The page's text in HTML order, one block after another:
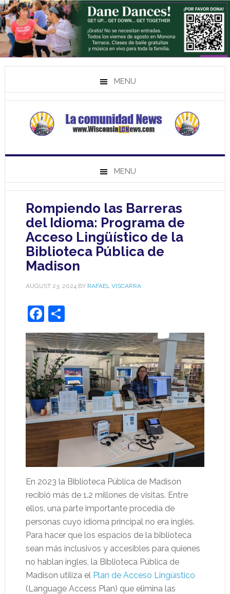
MENU
MENU
Rompiendo las Barreras
del Idioma: Programa de
Acceso Lingüístico de la
Biblioteca Pública de
Madison
AUGUST 23, 2024BY RAFAEL VISCARRA
Facebook
Share
En 2023 la Biblioteca Pública de Madison
recibió más de 1.2 millones de visitas. Entre
ellos, una parte importante procedía de
personas cuyo idioma principal no era inglés.
Para hacer que los espacios de la biblioteca
sean más inclusivos y accesibles para quienes
no hablan ingles, la Biblioteca Pública de
Madison utiliza el Plan de Acceso Lingüístico
(Language Access Plan) que elimina las